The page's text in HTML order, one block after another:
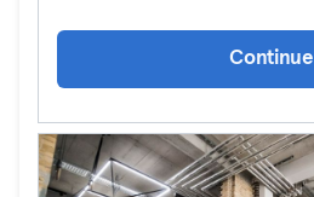
Continue